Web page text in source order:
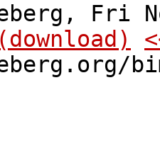
Fri
(download)